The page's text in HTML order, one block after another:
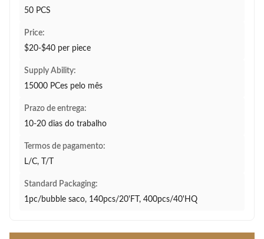
50 PCS
Price:
$20-$40 per piece
Supply Ability:
15000 PCes pelo mês
Prazo de entrega:
10-20 dias do trabalho
Termos de pagamento:
L/C, T/T
Standard Packaging:
1pc/bubble saco, 140pcs/20'FT, 400pcs/40'HQ